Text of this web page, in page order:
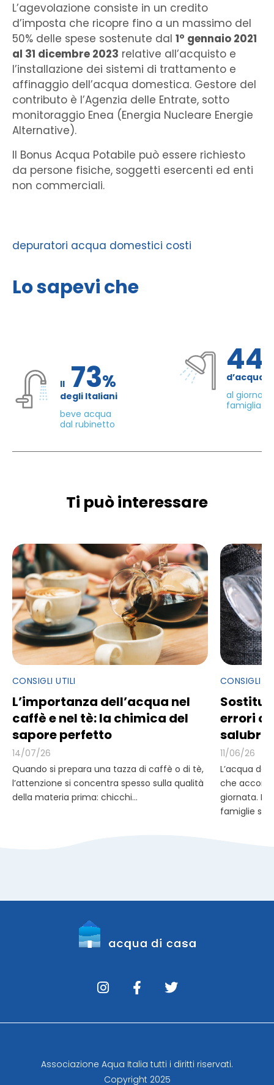
L’agevolazione consiste in un credito
d’imposta che ricopre fino a un massimo del
50% delle spese sostenute dal 1° gennaio 2021
al 31 dicembre 2023 relative all’acquisto e
l’installazione dei sistemi di trattamento e
affinaggio dell’acqua domestica. Gestore del
contributo è l’Agenzia delle Entrate, sotto
monitoraggio Enea (Energia Nucleare Energie
Alternative).
Il Bonus Acqua Potabile può essere richiesto
da persone fisiche, soggetti esercenti ed enti
non commerciali.
depuratori acqua domestici costi
Lo sapevi che
Il 73%
degli Italiani
beve acqua
dal rubinetto
d’acqua
al giorno
famiglia di
Ti può interessare
CONSIGLI UTILI
L’importanza dell’acqua nel
caffè e nel tè: la chimica del
sapore perfetto
14/07/26
Quando si prepara una tazza di caffè o di tè,
l’attenzione si concentra spesso sulla qualità
della materia prima: chicchi...
CONSIGLI
errori
11/06/26
L’acqua
che
giornata.
famiglie
Associazione Aqua Italia tutti i diritti riservati.
Copyright 2025